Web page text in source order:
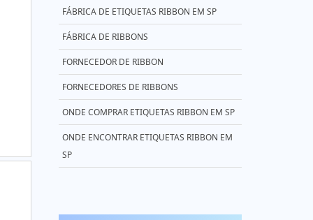
de
FÁBRICA DE ETIQUETAS RIBBON EM SP
FÁBRICA DE RIBBONS
FORNECEDOR DE RIBBON
FORNECEDORES DE RIBBONS
ONDE COMPRAR ETIQUETAS RIBBON EM SP
ONDE ENCONTRAR ETIQUETAS RIBBON EM
SP